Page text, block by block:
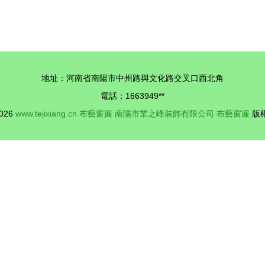
地址：河南省南陽市中州路與文化路交叉口西北角
電話：1663949**
www.tejixiang.cn 布藝窗簾 南陽市業之峰裝飾有限公司 布藝窗簾 版